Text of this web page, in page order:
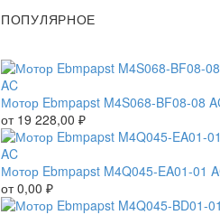
ПОПУЛЯРНОЕ
Мотор Ebmpapst M4S068-BF08-08
от 19 228,00 ₽
Мотор Ebmpapst M4Q045-EA01-01
от0,00 ₽